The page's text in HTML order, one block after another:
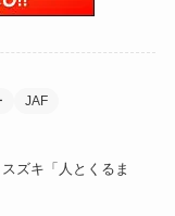
JAF
ズキ「人とくるま